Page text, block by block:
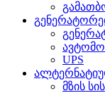
UPS
მზის